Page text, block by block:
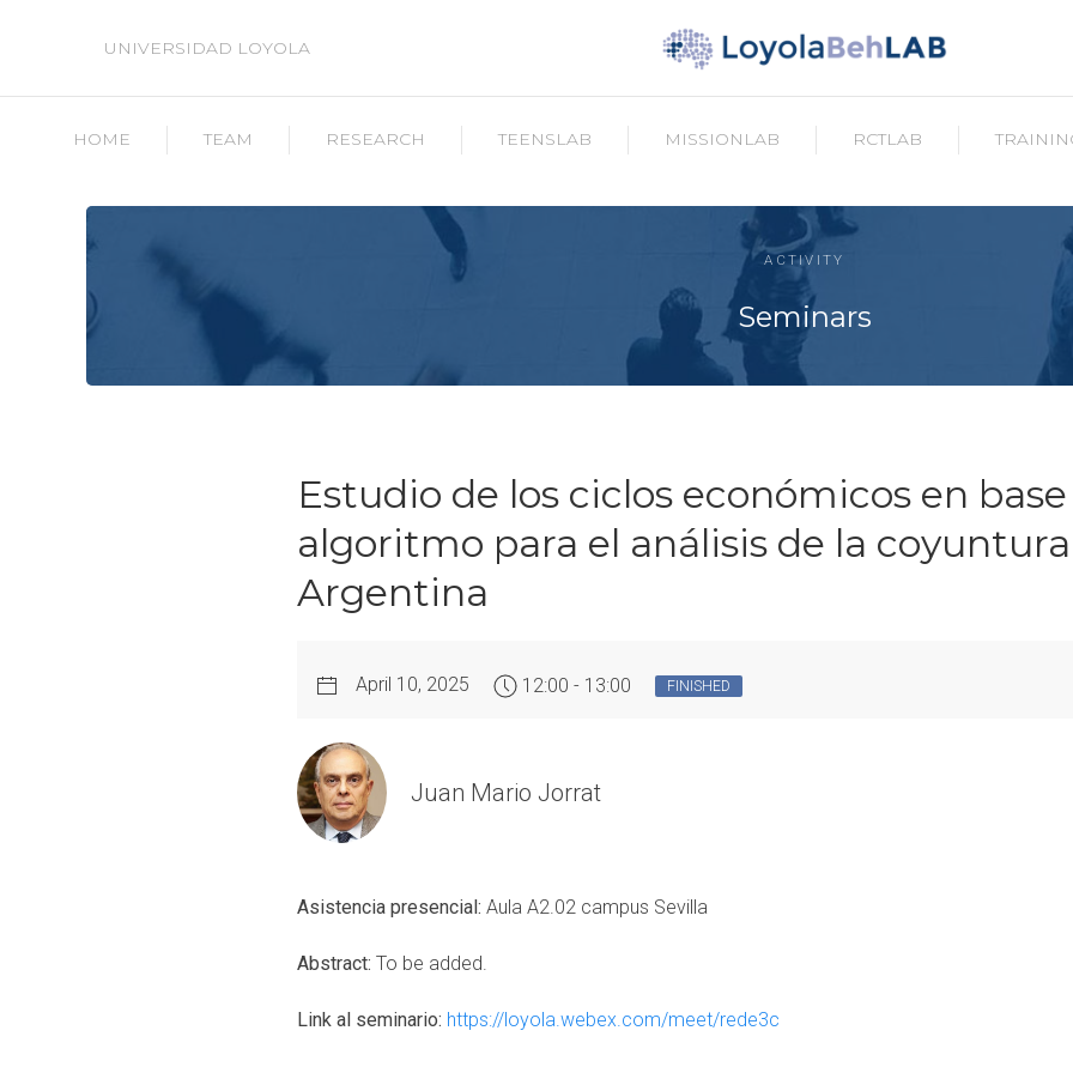
UNIVERSIDAD LOYOLA
HOME TEAM RESEARCH TEENSLAB MISSIONLAB RCTLAB
ACTIVITY
Seminars
Estudio de los ciclos económicos en
algoritmo para el análisis de la
Argentina
April 10, 2025 12:00 - 13:00 FINISHED
Juan Mario Jorrat
Asistencia presencial:Aula A2.02 campus Sevilla
Abstract: To be added.
Link al seminario: https://loyola.webex.com/meet/rede3c